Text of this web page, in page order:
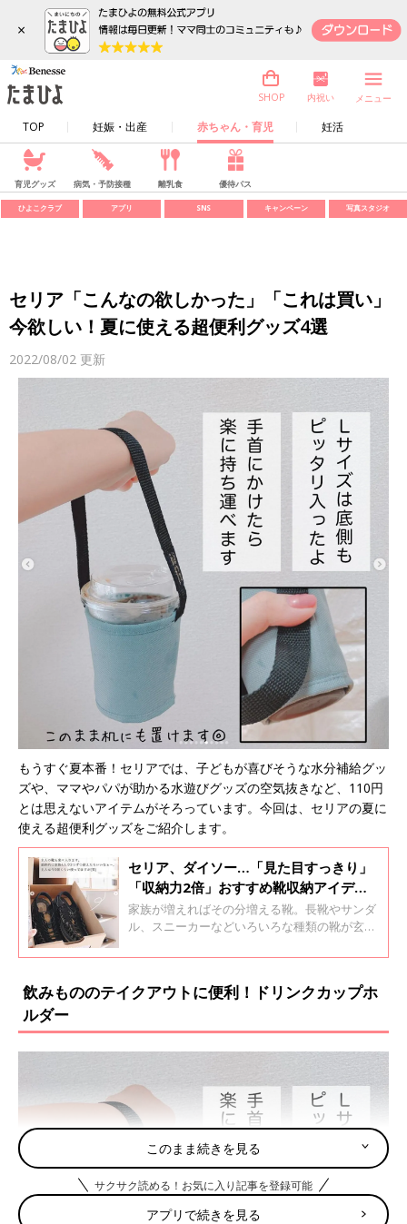
×
TOP 妊娠・出産 赤ちゃん・育児 妊活
SHOP 内祝い メニュー
育児グッズ 病気・予防接種 離乳食 優待パス
ひよこクラブ アプリ SNS キャンペーン 写真スタジオ
セリア「こんなの欲しかった」「これは買い」
今欲しい！夏に使える超便利グッズ4選
2022/08/02 更新
もうすぐ夏本番！セリアでは、子どもが喜びそうな水分補給グッ
ズや、ママやパパが助かる水遊びグッズの空気抜きなど、110円
とは思えないアイテムがそろっています。今回は、セリアの夏に
使える超便利グッズをご紹介します。
セリア、ダイソー…「見た目すっきり」
「収納力2倍」おすすめ靴収納アイデア4
選
家族が増えればその分増える靴。長靴やサンダ
ル、スニーカーなどいろいろな種類の靴が玄関
インスタグラムの投稿より、上手な靴収納アイ
飲みもののテイクアウトに便利！ドリンクカップホ
ルダー
このまま続きを見る
サクサク読める！お気に入り記事を登録可能
アプリで続きを見る